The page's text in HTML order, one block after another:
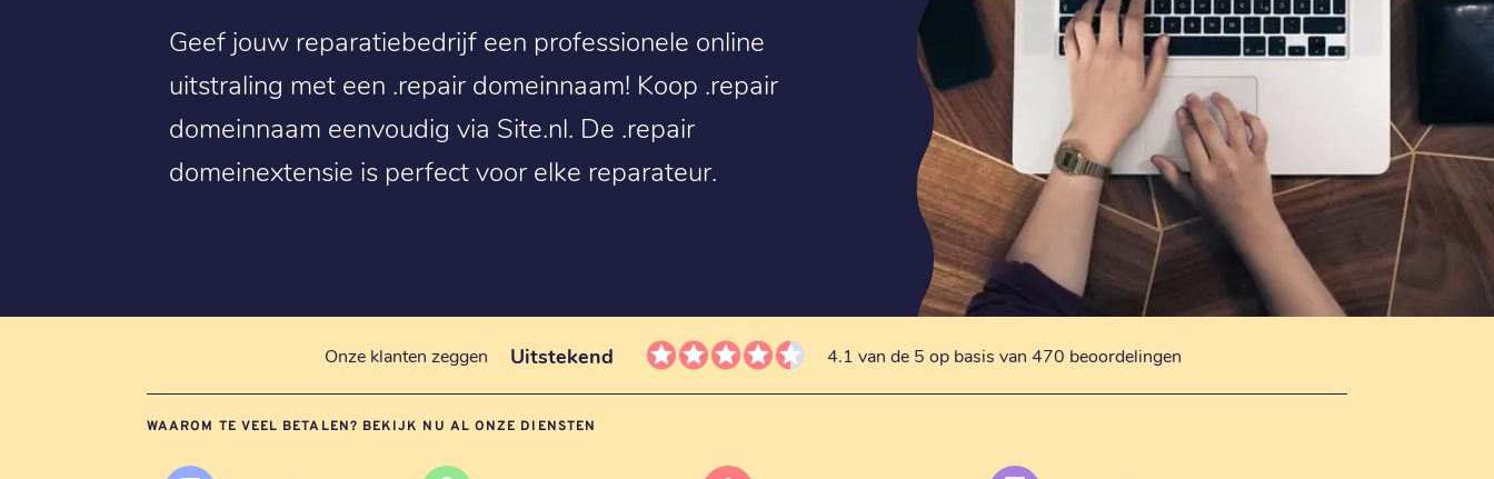
Geef jouw reparatiebedrijf een professionele online
uitstraling met een .repair domeinnaam! Koop .repair
domeinnaam eenvoudig via Site.nl. De .repair
domeinextensie is perfect voor elke reparateur.
Onze klanten zeggen Uitstekend 4.1 van de 5 op basis van 470 beoordelingen
WAAROM TE VEEL BETALEN? BEKIJK NU AL ONZE DIENSTEN